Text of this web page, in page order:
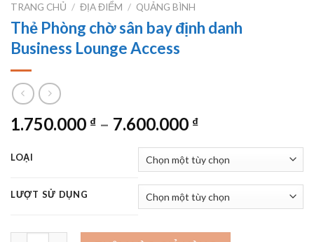
TRANG CHỦ / ĐỊA ĐIỂM / QUẢNG BÌNH
Thẻ Phòng chờ sân bay định danh
Business Lounge Access
1.750.000 ₫ – 7.600.000 ₫Khoảng
từ
1.750.000 ₫
đến
7.600.000 ₫
LOẠI
LƯỢT SỬ DỤNG